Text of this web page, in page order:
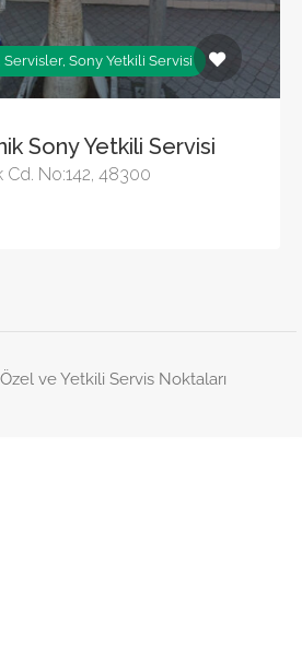
Sony Yetkili Servisi
Sony Yetkili Servisi
Cd. No:142, 48300
ve Yetkili Servis Noktaları